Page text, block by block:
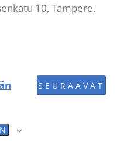
10, Tampere,
SEURAAVAT